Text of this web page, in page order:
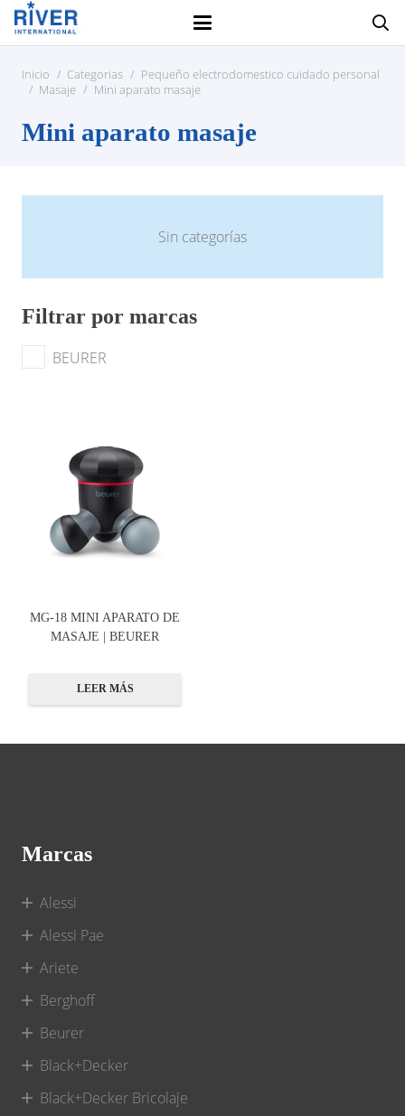
Inicio / Categorias / Pequeño electrodomestico cuidado personal
/ Masaje / Mini aparato masaje
Mini aparato masaje
Sin categorías
Filtrar por marcas
BEURER
MG-18 MINI APARATO DE
MASAJE | BEURER
LEER MÁS
Marcas
Alessi
Alessi Pae
Ariete
Berghoff
Beurer
Black+Decker
Black+Decker Bricolaje